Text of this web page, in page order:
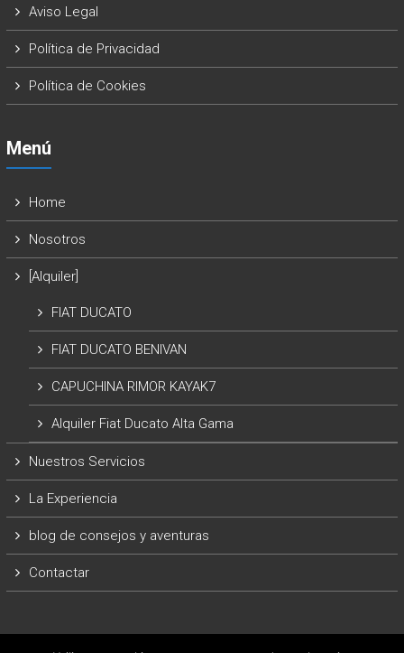
Aviso Legal
Política de Privacidad
Política de Cookies
Menú
Home
Nosotros
[Alquiler]
FIAT DUCATO
FIAT DUCATO BENIVAN
CAPUCHINA RIMOR KAYAK7
Alquiler Fiat Ducato Alta Gama
Nuestros Servicios
La Experiencia
blog de consejos y aventuras
Contactar